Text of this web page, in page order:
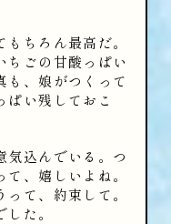
ちろん最高だ。
ちごの甘酸っぱい
も、娘がつくって
ぱい残しておこ
気込んでいる。つ
、嬉しいよね。
て、約束して。
た。